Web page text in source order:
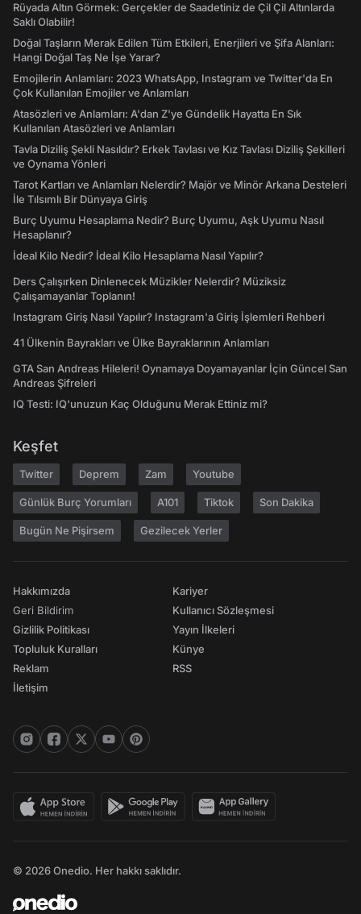
Rüyada Altın Görmek: Gerçekler de Saadetiniz de Çil Çil Altınlarda
Saklı Olabilir!
Doğal Taşların Merak Edilen Tüm Etkileri, Enerjileri ve Şifa Alanları:
Hangi Doğal Taş Ne İşe Yarar?
Emojilerin Anlamları: 2023 WhatsApp, Instagram ve Twitter'da En
Çok Kullanılan Emojiler ve Anlamları
Atasözleri ve Anlamları: A'dan Z'ye Gündelik Hayatta En Sık
Kullanılan Atasözleri ve Anlamları
Tavla Diziliş Şekli Nasıldır? Erkek Tavlası ve Kız Tavlası Diziliş Şekilleri
ve Oynama Yönleri
Tarot Kartları ve Anlamları Nelerdir? Majör ve Minör Arkana Desteleri
İle Tılsımlı Bir Dünyaya Giriş
Burç Uyumu Hesaplama Nedir? Burç Uyumu, Aşk Uyumu Nasıl
Hesaplanır?
İdeal Kilo Nedir? İdeal Kilo Hesaplama Nasıl Yapılır?
Ders Çalışırken Dinlenecek Müzikler Nelerdir? Müziksiz
Çalışamayanlar Toplanın!
Instagram Giriş Nasıl Yapılır? Instagram'a Giriş İşlemleri Rehberi
41 Ülkenin Bayrakları ve Ülke Bayraklarının Anlamları
GTA San Andreas Hileleri! Oynamaya Doyamayanlar İçin Güncel San
Andreas Şifreleri
IQ Testi: IQ'unuzun Kaç Olduğunu Merak Ettiniz mi?
Keşfet
Twitter Deprem Zam Youtube
Günlük Burç Yorumları A101 Tiktok Son Dakika
Bugün Ne Pişirsem Gezilecek Yerler
Hakkımızda
Geri Bildirim
Gizlilik Politikası
Topluluk Kuralları
Reklam
İletişim
Kariyer
Kullanıcı Sözleşmesi
Yayın İlkeleri
Künye
RSS
© 2026 Onedio. Her hakkı saklıdır.